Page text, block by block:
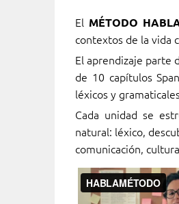
El MÉTODO
contextos de la vida
El aprendizaje parte
de 10 capítulos
léxicos y
Cada unidad se
natural: léxico,
comunicación,